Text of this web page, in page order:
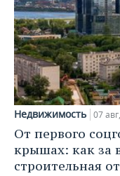
Недвижимость 07
От первого
крышах: как за
строительная